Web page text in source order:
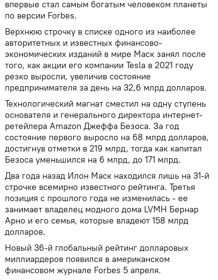
впервые стал самым богатым человеком планеты
по версии Forbes.
Верхнюю строчку в списке одного из наиболее
авторитетных и известных финансово-
экономических изданий в мире Маск занял после
того, как акции его компании Tesla в 2021 году
резко выросли, увеличив состояние
предпринимателя за день на 32,6 млрд долларов.
Технологический магнат сместил на одну ступень
основателя и генерального директора интернет-
ретейлера Amazon Джеффа Безоса. За год
состояние первого выросло на 68 млрд долларов,
достигнув отметки в 219 млрд, тогда как капитал
Безоса уменьшился на 6 млрд, до 171 млрд.
Два года назад Илон Маск находился лишь на 31-й
строчке всемирно известного рейтинга. Третья
позиция с прошлого года не изменилась - ее
занимает владелец модного дома LVMH Бернар
Арно и его семья, которые владеют 158 млрд
долларов.
Новый 36-й глобальный рейтинг долларовых
миллиардеров появился в американском
финансовом журнале Forbes 5 апреля.